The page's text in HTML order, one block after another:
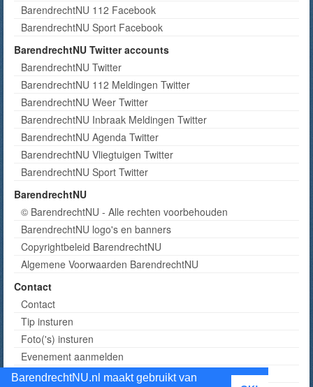
BarendrechtNU.nl maakt gebruikt van
BarendrechtNU 112 Facebook
BarendrechtNU Sport Facebook
BarendrechtNU Twitter accounts
BarendrechtNU Twitter
BarendrechtNU 112 Meldingen Twitter
BarendrechtNU Weer Twitter
BarendrechtNU Inbraak Meldingen Twitter
BarendrechtNU Agenda Twitter
BarendrechtNU Vliegtuigen Twitter
BarendrechtNU Sport Twitter
BarendrechtNU
© BarendrechtNU - Alle rechten voorbehouden
BarendrechtNU logo's en banners
Copyrightbeleid BarendrechtNU
Algemene Voorwaarden BarendrechtNU
Contact
Contact
Tip insturen
Foto('s) insturen
Evenement aanmelden
Informatie aanvragen adverteren